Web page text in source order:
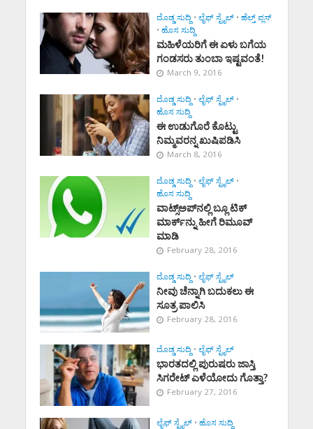
ದೊಡ್ಡ ಸುದ್ದಿ • ಲೈಫ್ ಸ್ಟೈಲ್ • ಹೆಲ್ತ್ ಪ್ಲಸ್
• ಹೊಸ ಸುದ್ದಿ
ಮಹಿಳೆಯರಿಗೆ ಈ ಏಳು ಬಗೆಯ
ಗಂಡಸರು ತುಂಬಾ ಇಷ್ಟವಂತೆ!
March 9, 2016
ದೊಡ್ಡ ಸುದ್ದಿ • ಲೈಫ್ ಸ್ಟೈಲ್ •
ಹೊಸ ಸುದ್ದಿ
ಈ ಉಡುಗೊರೆ ಕೊಟ್ಟು
ನಿಮ್ಮವರನ್ನ ಖುಷಿಪಡಿಸಿ
March 8, 2016
ದೊಡ್ಡ ಸುದ್ದಿ • ಲೈಫ್ ಸ್ಟೈಲ್ •
ಹೊಸ ಸುದ್ದಿ
ವಾಟ್ಸ್‌ಅಪ್‌ನಲ್ಲಿ ಬ್ಲೂ ಟಿಕ್‌
ಮಾರ್ಕ್‌ನ್ನು ಹೀಗೆ ರಿಮೂವ್‌
ಮಾಡಿ
February 28, 2016
ದೊಡ್ಡ ಸುದ್ದಿ • ಲೈಫ್ ಸ್ಟೈಲ್
ನೀವು ಚೆನ್ನಾಗಿ ಬದುಕಲು ಈ
ಸೂತ್ರ ಪಾಲಿಸಿ
February 28, 2016
ದೊಡ್ಡ ಸುದ್ದಿ • ಲೈಫ್ ಸ್ಟೈಲ್
ಭಾರತದಲ್ಲಿ ಪುರುಷರು ಜಾಸ್ತಿ
ಸಿಗರೇಟ್ ಎಳೆಯೋದು ಗೊತ್ತಾ?
February 27, 2016
ಲೈಫ್ ಸ್ಟೈಲ್ • ಹೊಸ ಸುದ್ದಿ